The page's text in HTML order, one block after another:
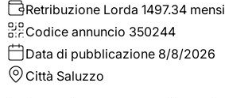
Retribuzione Lorda 1497.34
Codice annuncio 350244
Data di pubblicazione 8/8/2026
Città Saluzzo